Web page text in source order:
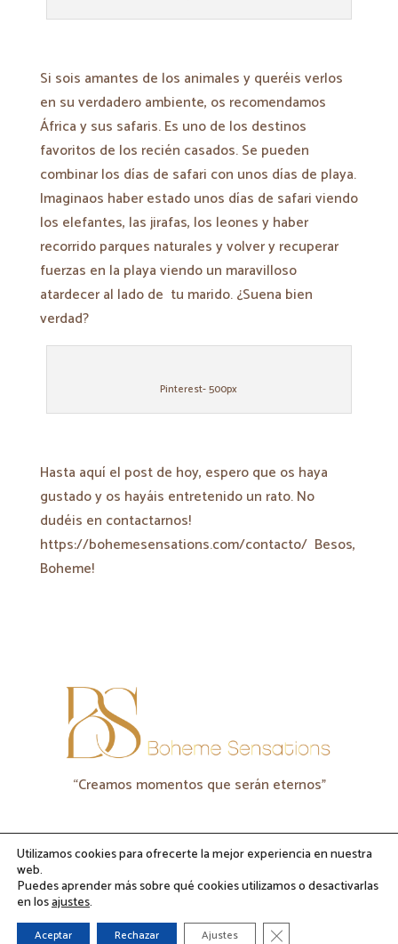
Si sois amantes de los animales y queréis verlos
en su verdadero ambiente, os recomendamos
África y sus safaris. Es uno de los destinos
favoritos de los recién casados. Se pueden
combinar los días de safari con unos días de playa.
Imaginaos haber estado unos días de safari viendo
los elefantes, las jirafas, los leones y haber
recorrido parques naturales y volver y recuperar
fuerzas en la playa viendo un maravilloso
atardecer al lado de tu marido. ¿Suena bien
verdad?
Pinterest- 500px
Hasta aquí el post de hoy, espero que os haya
gustado y os hayáis entretenido un rato. No
dudéis en contactarnos!
https://bohemesensations.com/contacto/ Besos,
Boheme!
“Creamos momentos que serán eternos"
@ Boheme Sensations 2026
Utilizamos cookies para ofrecerte la mejor experiencia en nuestra
web.
Puedes aprender más sobre qué cookies utilizamos o desactivarlas
en losajustes.
Aceptar Rechazar Ajustes Cerrar el banner de